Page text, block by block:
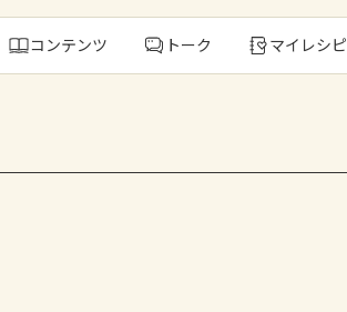
コンテンツ トーク マイレシピ